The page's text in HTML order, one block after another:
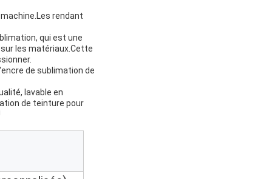
rendant
qui est une
les matériaux.Cette
de sublimation de
lavable en
de teinture pour